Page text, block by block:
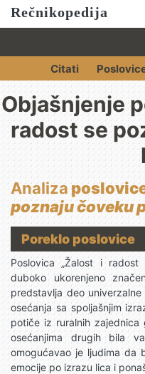
Rečnikopedija
Citati
Objašnjenje
radost se
Analiza
poznaju čoveku
Poreklo poslovice
Poslovica „Žalost i
duboko ukorenjeno
predstavlja deo
osećanja sa spoljašnjim
potiče iz ruralnih
osećanjima drugih bila
omogućavao je ljudima da
emocije po izrazu lica i